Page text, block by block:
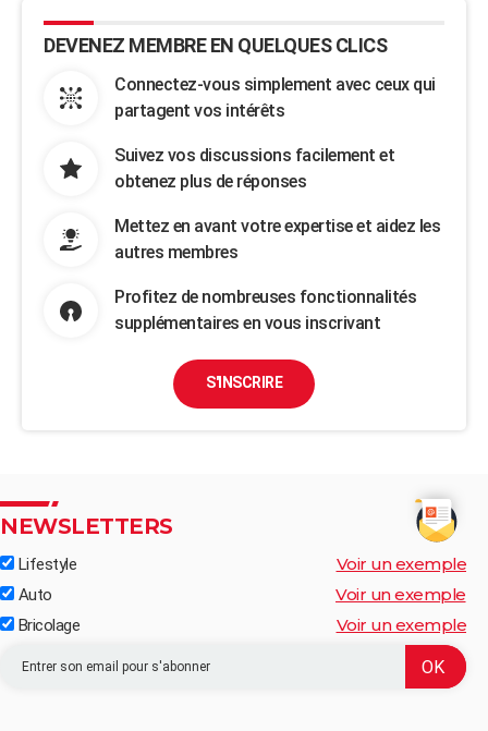
DEVENEZ MEMBRE EN QUELQUES CLICS
Connectez-vous simplement avec ceux qui
partagent vos intérêts
Suivez vos discussions facilement et
obtenez plus de réponses
Mettez en avant votre expertise et aidez les
autres membres
Profitez de nombreuses fonctionnalités
supplémentaires en vous inscrivant
S'INSCRIRE
NEWSLETTERS
Lifestyle Voir un exemple
Auto Voir un exemple
Bricolage Voir un exemple